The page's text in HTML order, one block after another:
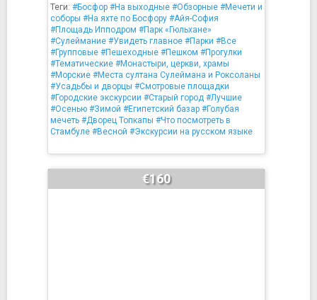
Теги: #Босфор #На выходные #Обзорные #Мечети и
соборы #На яхте по Босфору #Айя-София
#Площадь Ипподром #Парк «Гюльхане»
#Сулеймание #Увидеть главное #Парки #Все
#Групповые #Пешеходные #Пешком #Прогулки
#Тематические #Монастыри, церкви, храмы
#Морские #Места султана Сулеймана и Роксоланы
#Усадьбы и дворцы #Смотровые площадки
#Городские экскурсии #Старый город #Лучшие
#Осенью #Зимой #Египетский базар #Голубая
мечеть #Дворец Топкапы #Что посмотреть в
Стамбуле #Весной #Экскурсии на русском языке
€160